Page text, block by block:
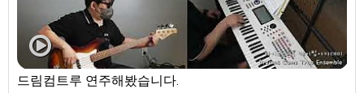
드림컴트루 연주해봤습니다.